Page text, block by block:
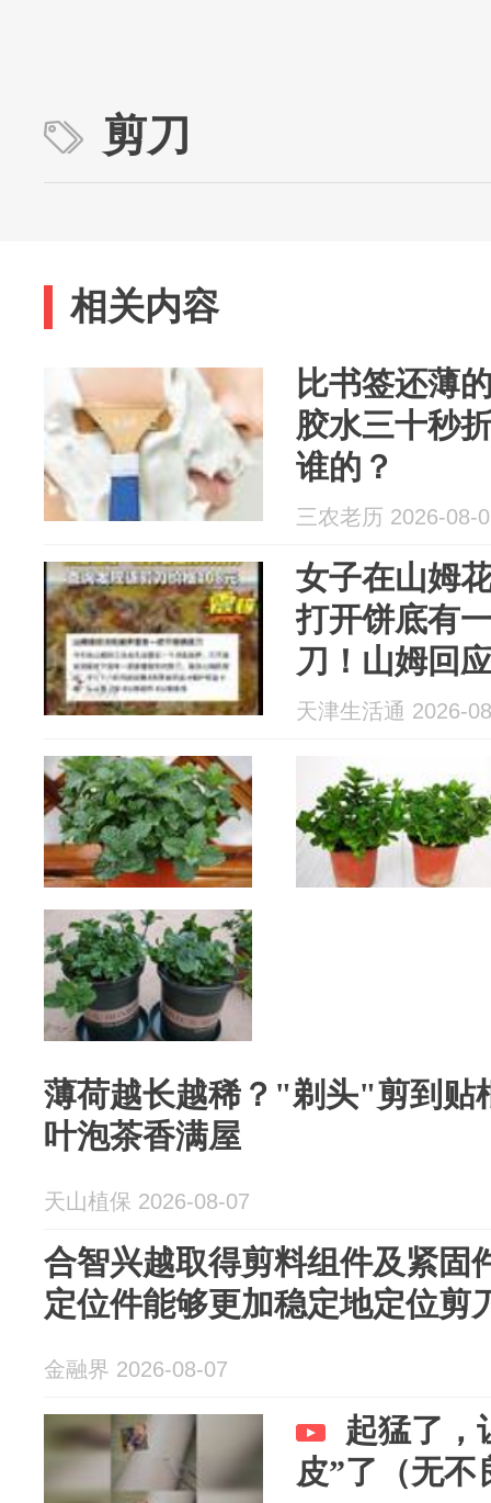
剪刀
相关内容
比书签还薄
胶水三十秒
谁的？
三农老历 2026-08-
女子在山姆
打开饼底有
刀！山姆回
天津生活通 2026-
薄荷越长越稀？"剃头"剪到贴
叶泡茶香满屋
天山植保 2026-08-07
合智兴越取得剪料组件及紧固
定位件能够更加稳定地定位剪
金融界 2026-08-07
起猛了，
皮”了（无不